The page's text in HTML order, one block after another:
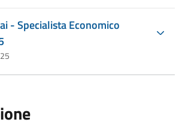
- Specialista Economico